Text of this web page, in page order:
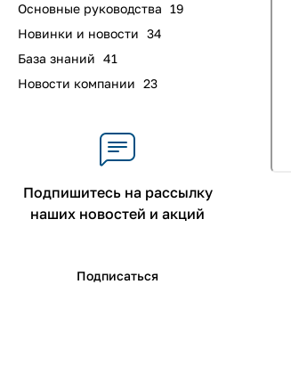
Основные руководства 19
Новинки и новости 34
База знаний 41
Новости компании 23
Подпишитесь на рассылку
наших новостей и акций
Подписаться